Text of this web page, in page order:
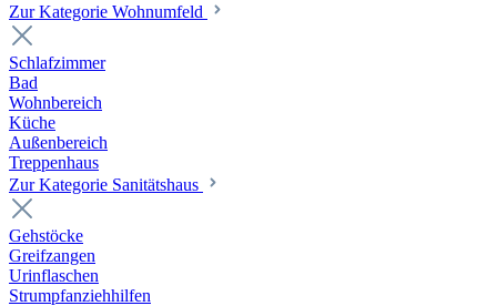
Zur Kategorie Wohnumfeld
Schlafzimmer
Bad
Wohnbereich
Küche
Außenbereich
Treppenhaus
Zur Kategorie Sanitätshaus
Gehstöcke
Greifzangen
Urinflaschen
Strumpfanziehhilfen